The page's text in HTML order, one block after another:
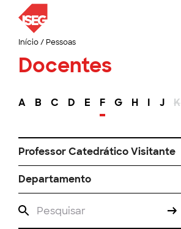
Início/ Pessoas
Docentes
A B C D E F G H I J K
Professor Catedrático Visitante
Departamento